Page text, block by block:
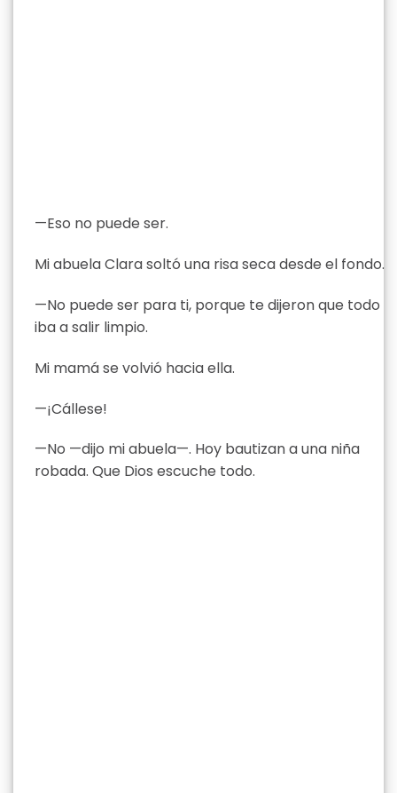
—Eso no puede ser.
Mi abuela Clara soltó una risa seca desde el fondo.
—No puede ser para ti, porque te dijeron que todo
iba a salir limpio.
Mi mamá se volvió hacia ella.
—¡Cállese!
—No —dijo mi abuela—. Hoy bautizan a una niña
robada. Que Dios escuche todo.